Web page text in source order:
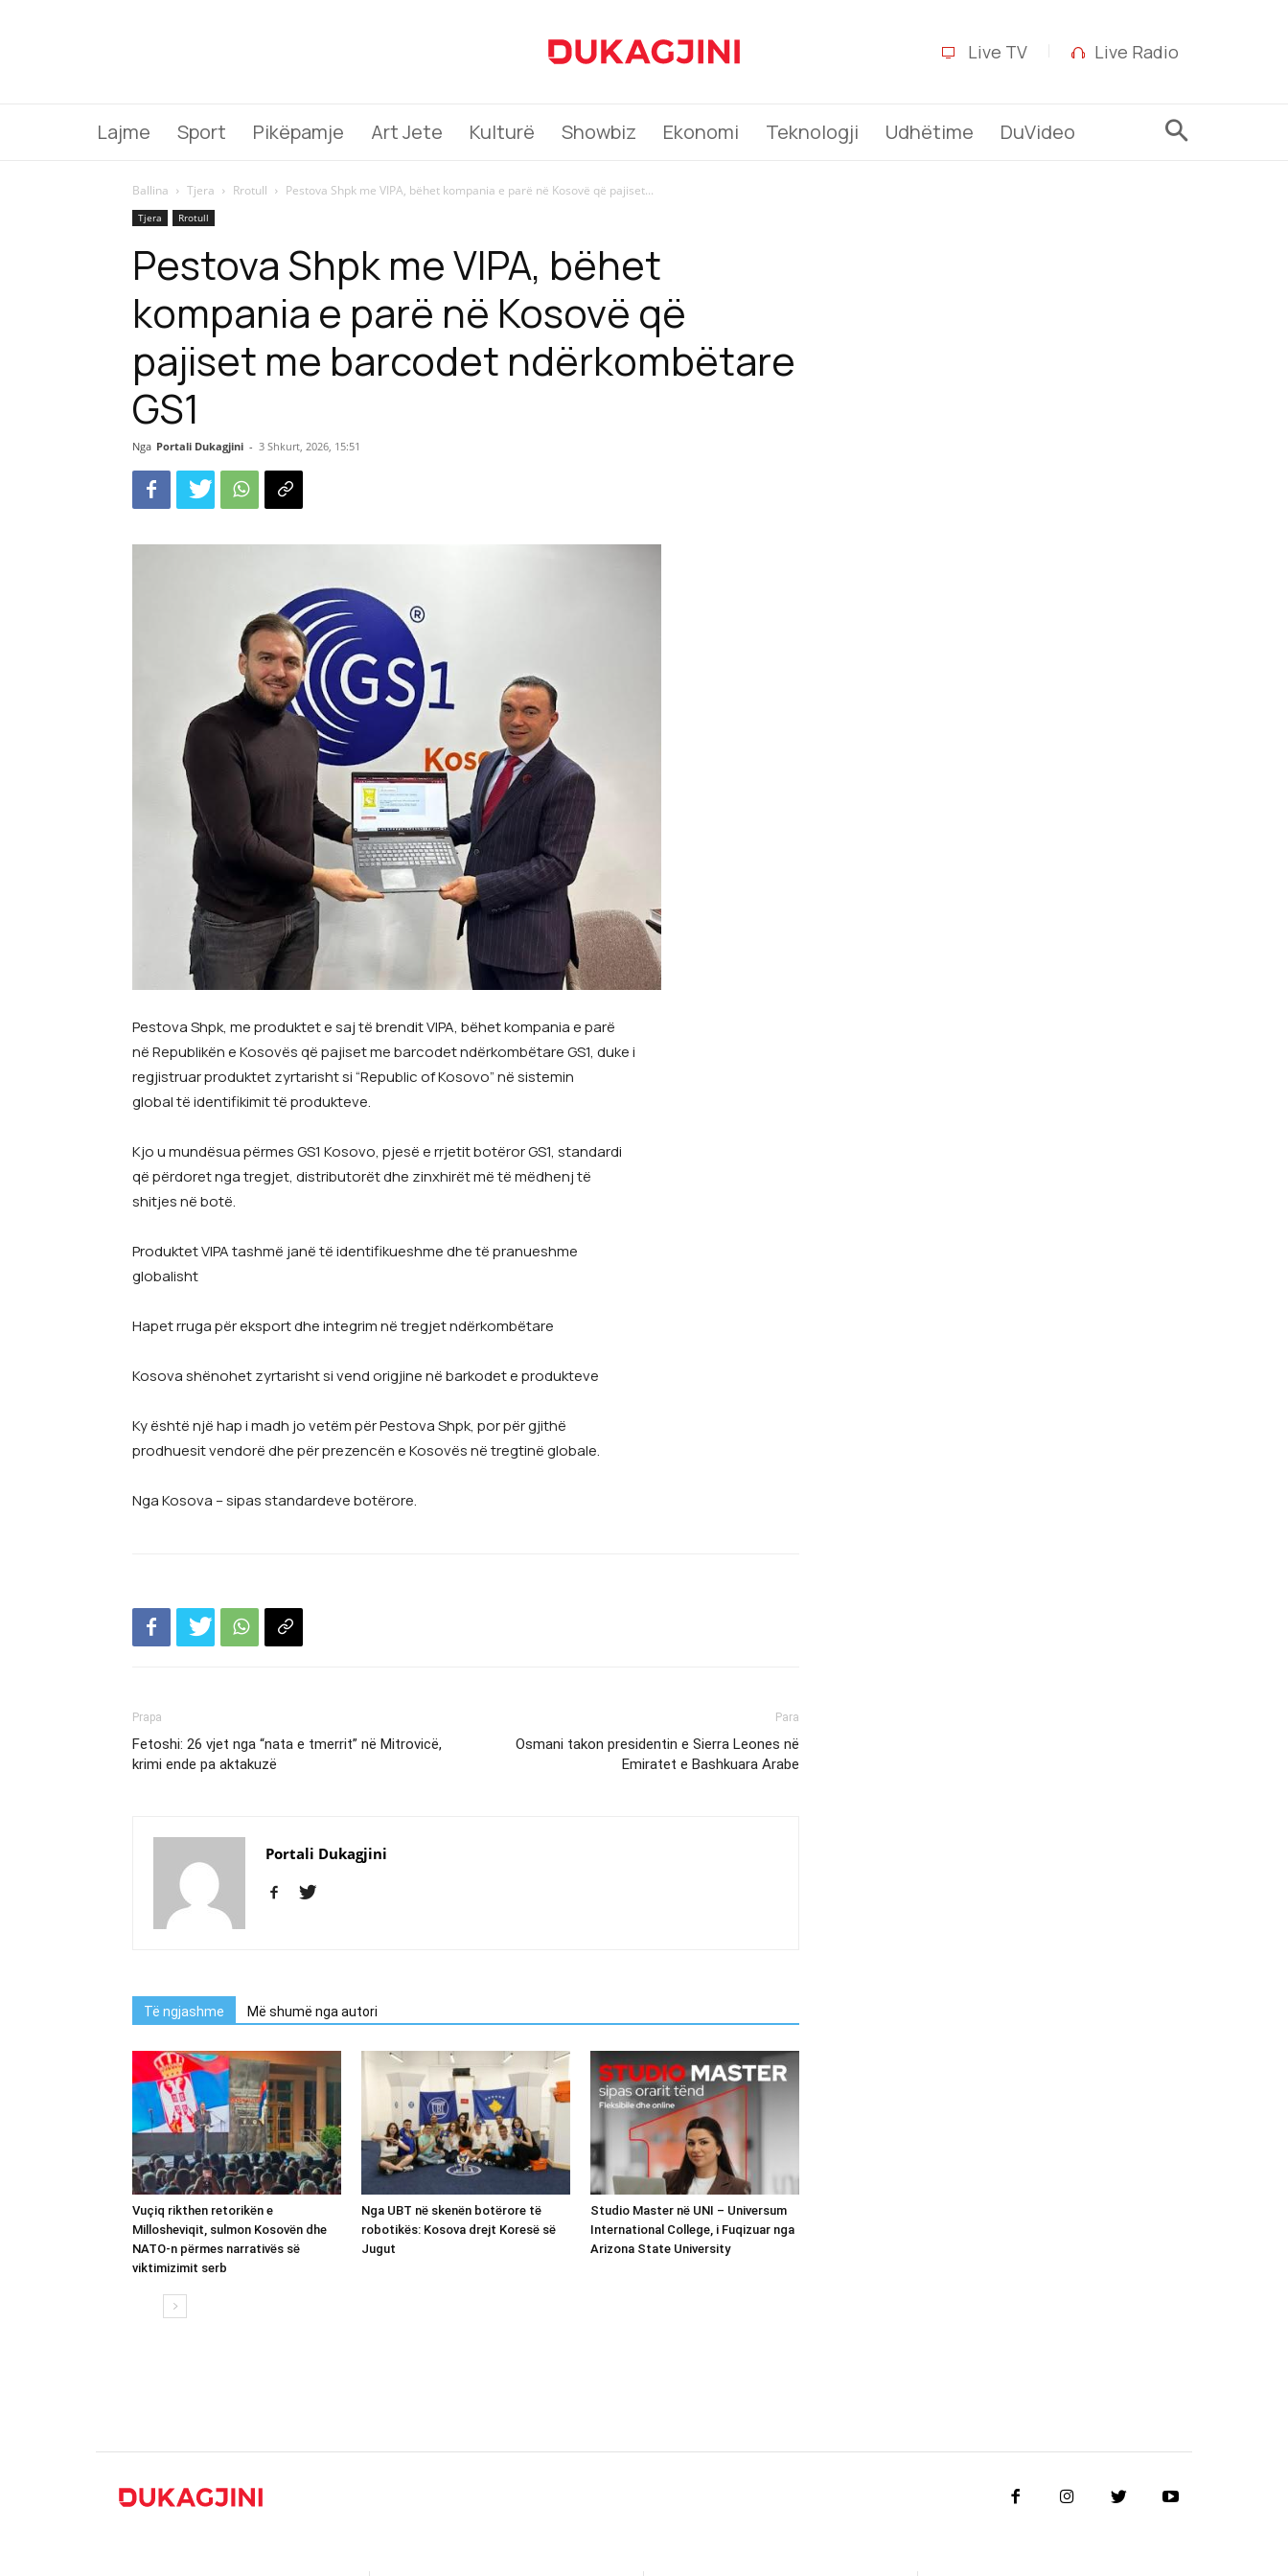
Live TV Live Radio
Lajme Sport Pikëpamje Art Jete Kulturë Showbiz Ekonomi Teknologji Udhëtime DuVideo
Ballina Tjera Rrotull Pestova Shpk me VIPA, bëhet kompania e parë në Kosovë që pajiset...
Tjera Rrotull
Pestova Shpk me VIPA, bëhet
kompania e parë në Kosovë që
pajiset me barcodet ndërkombëtare
GS1
Nga Portali Dukagjini - 3 Shkurt, 2026, 15:51
Pestova Shpk, me produktet e saj të brendit VIPA, bëhet kompania e parë
në Republikën e Kosovës që pajiset me barcodet ndërkombëtare GS1, duke i
regjistruar produktet zyrtarisht si “Republic of Kosovo” në sistemin
global të identifikimit të produkteve.
Kjo u mundësua përmes GS1 Kosovo, pjesë e rrjetit botëror GS1, standardi
që përdoret nga tregjet, distributorët dhe zinxhirët më të mëdhenj të
shitjes në botë.
Produktet VIPA tashmë janë të identifikueshme dhe të pranueshme
globalisht
Hapet rruga për eksport dhe integrim në tregjet ndërkombëtare
Kosova shënohet zyrtarisht si vend origjine në barkodet e produkteve
Ky është një hap i madh jo vetëm për Pestova Shpk, por për gjithë
prodhuesit vendorë dhe për prezencën e Kosovës në tregtinë globale.
Nga Kosova – sipas standardeve botërore.
Prapa
Fetoshi: 26 vjet nga “nata e tmerrit” në Mitrovicë,
krimi ende pa aktakuzë
Para
Osmani takon presidentin e Sierra Leones në
Emiratet e Bashkuara Arabe
Portali Dukagjini
Të ngjashme Më shumë nga autori
Vuçiq rikthen retorikën e
Millosheviqit, sulmon Kosovën dhe
NATO-n përmes narrativës së
viktimizimit serb
Nga UBT në skenën botërore të
robotikës: Kosova drejt Koresë së
Jugut
Studio Master në UNI – Universum
International College, i Fuqizuar nga
Arizona State University